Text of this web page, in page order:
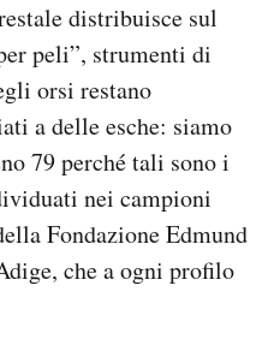
distribuisce sul
peli”, strumenti di
orsi restano
a delle esche: siamo
79 perché tali sono i
nei campioni
Fondazione Edmund
che a ogni profilo